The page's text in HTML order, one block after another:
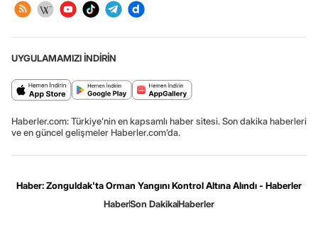
UYGULAMAMIZI İNDİRİN
Haberler.com: Türkiye’nin en kapsamlı haber sitesi. Son dakika haberleri
ve en güncel gelişmeler Haberler.com’da.
Haber: Zonguldak'ta Orman Yangını Kontrol Altına Alındı - Haberler
HaberSon DakikaHaberler